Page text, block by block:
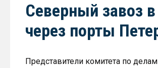
Северный завоз
через порты
Представители комитета по